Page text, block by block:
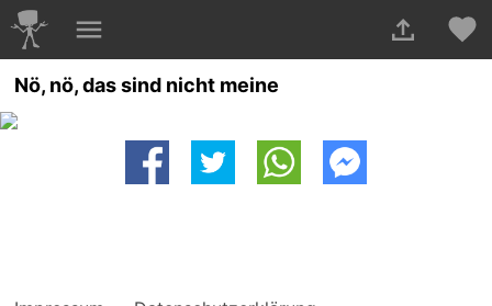
Nö, nö, das sind nicht meine